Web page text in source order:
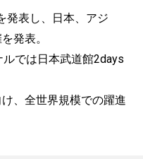
発表し、日本、アジ
発表。
では日本武道館2days
、全世界規模での躍進